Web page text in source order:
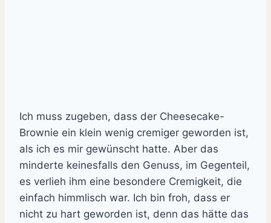
Ich muss zugeben, dass der Cheesecake-
Brownie ein klein wenig cremiger geworden ist,
als ich es mir gewünscht hatte. Aber das
minderte keinesfalls den Genuss, im Gegenteil,
es verlieh ihm eine besondere Cremigkeit, die
einfach himmlisch war. Ich bin froh, dass er
nicht zu hart geworden ist, denn das hätte das